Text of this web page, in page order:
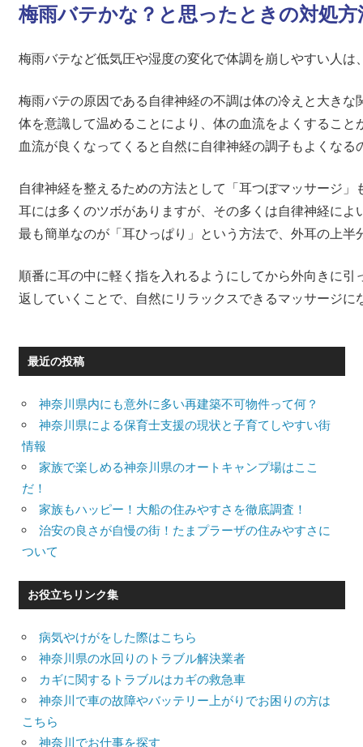
梅雨バテかな？と思ったときの対処方
梅雨バテなど低気圧や湿度の変化で体調を崩しやすい人
梅雨バテの原因である自律神経の不調は体の冷えと大きな
体を意識して温めることにより、体の血流をよくするこ
血流が良くなってくると自然に自律神経の調子もよくな
自律神経を整えるための方法として「耳つぼマッサージ」
耳には多くのツボがありますが、その多くは自律神経によ
最も簡単なのが「耳ひっぱり」という方法で、外耳の上
順番に耳の中に軽く指を入れるようにしてから外向きに
返していくことで、自然にリラックスできるマッサージに
最近の投稿
神奈川県内にも意外に多い再建築不可物件って何？
神奈川県による保育士支援の現状と子育てしやすい街
情報
家族で楽しめる神奈川県のオートキャンプ場はここ
だ！
家族もハッピー！大船の住みやすさを徹底調査！
治安の良さが自慢の街！たまプラーザの住みやすさに
ついて
お役立ちリンク集
病気やけがをした際はこちら
神奈川県の水回りのトラブル解決業者
カギに関するトラブルはカギの救急車
神奈川で車の故障やバッテリー上がりでお困りの方は
こちら
神奈川でお仕事を探す